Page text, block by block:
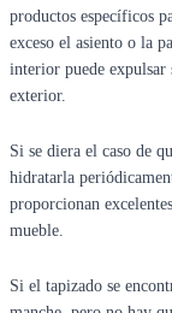
productos específicos
exceso el asiento o la
interior puede expulsar
exterior.
Si se diera el caso de
hidratarla
proporcionan
mueble.
Si el tapizado se